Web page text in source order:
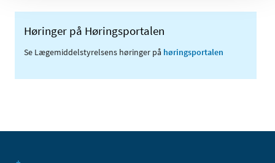
Høringer på Høringsportalen
Se Lægemiddelstyrelsens høringer på høringsportalen